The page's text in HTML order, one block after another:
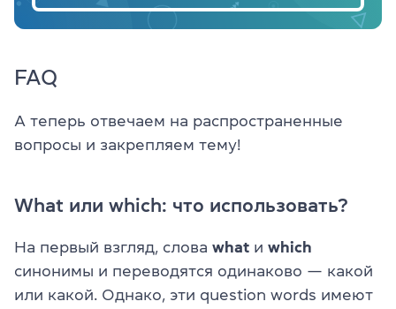
FAQ
А теперь отвечаем на распространенные
вопросы и закрепляем тему!
What или which: что использовать?
На первый взгляд, слова what и which
синонимы и переводятся одинаково — какой
или какой. Однако, эти question words имеют